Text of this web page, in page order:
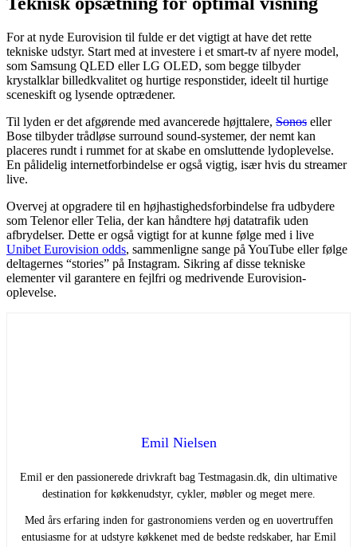
For at nyde Eurovision til fulde er det vigtigt at have det rette
tekniske udstyr. Start med at investere i et smart-tv af nyere model,
som Samsung QLED eller LG OLED, som begge tilbyder
krystalklar billedkvalitet og hurtige responstider, ideelt til hurtige
sceneskift og lysende optrædener.
Til lyden er det afgørende med avancerede højttalere, Sonos eller
Bose tilbyder trådløse surround sound-systemer, der nemt kan
placeres rundt i rummet for at skabe en omsluttende lydoplevelse.
En pålidelig internetforbindelse er også vigtig, især hvis du streamer
live.
Overvej at opgradere til en højhastighedsforbindelse fra udbydere
som Telenor eller Telia, der kan håndtere høj datatrafik uden
afbrydelser. Dette er også vigtigt for at kunne følge med i live
Unibet Eurovision odds, sammenligne sange på YouTube eller følge
deltagernes “stories” på Instagram. Sikring af disse tekniske
elementer vil garantere en fejlfri og medrivende Eurovision-
oplevelse.
Emil Nielsen
Emil er den passionerede drivkraft bag Testmagasin.dk, din ultimative
destination for køkkenudstyr, cykler, møbler og meget mere.
Med års erfaring inden for gastronomiens verden og en uovertruffen
entusiasme for at udstyre køkkenet med de bedste redskaber, har Emil